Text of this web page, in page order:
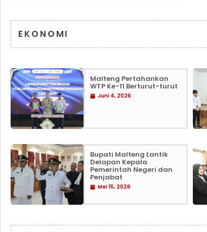
EKONOMI
Malteng Pertahankan
WTP Ke-11 Berturut-turut
Juni 4, 2026
Bupati Malteng Lantik
Delapan Kepala
Pemerintah Negeri dan
Penjabat
Mei 15, 2026